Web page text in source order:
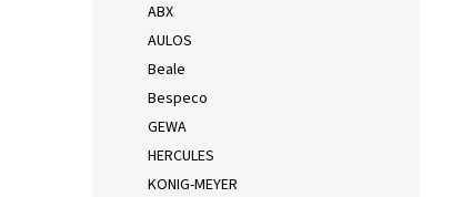
ABX
AULOS
Beale
Bespeco
GEWA
HERCULES
KONIG-MEYER